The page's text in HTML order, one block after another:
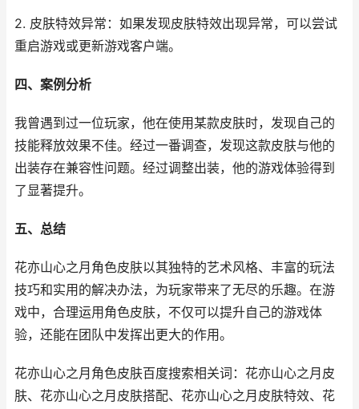
2. 皮肤特效异常：如果发现皮肤特效出现异常，可以尝试
重启游戏或更新游戏客户端。
四、案例分析
我曾遇到过一位玩家，他在使用某款皮肤时，发现自己的
技能释放效果不佳。经过一番调查，发现这款皮肤与他的
出装存在兼容性问题。经过调整出装，他的游戏体验得到
了显著提升。
五、总结
花亦山心之月角色皮肤以其独特的艺术风格、丰富的玩法
技巧和实用的解决办法，为玩家带来了无尽的乐趣。在游
戏中，合理运用角色皮肤，不仅可以提升自己的游戏体
验，还能在团队中发挥出更大的作用。
花亦山心之月角色皮肤百度搜索相关词：花亦山心之月皮
肤、花亦山心之月皮肤搭配、花亦山心之月皮肤特效、花